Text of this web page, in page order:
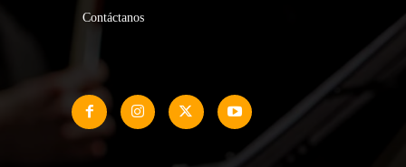
Contáctanos